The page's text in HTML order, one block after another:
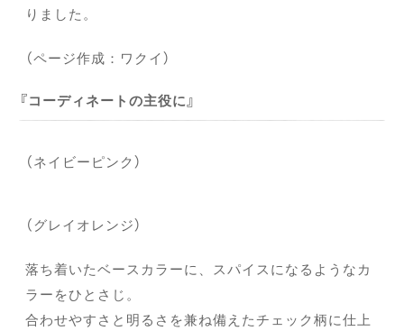
りました。
（ページ作成：ワクイ）
コーディネートの主役に
（ネイビーピンク）
（グレイオレンジ）
落ち着いたベースカラーに、スパイスになるようなカ
ラーをひとさじ。
合わせやすさと明るさを兼ね備えたチェック柄に仕上